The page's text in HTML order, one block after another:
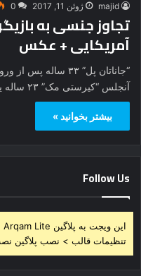
majid ژوئن 11, 2017 0
تجاوز جنسی به
آمریکایی + عکس
“جاناتان پل” ۳۳
آنجلس “کیرستی مک” ۲۳ ساله یکی…
بیشتر بخوانید »
Follow Us
تنظیمات قالب > نصب پلاگین